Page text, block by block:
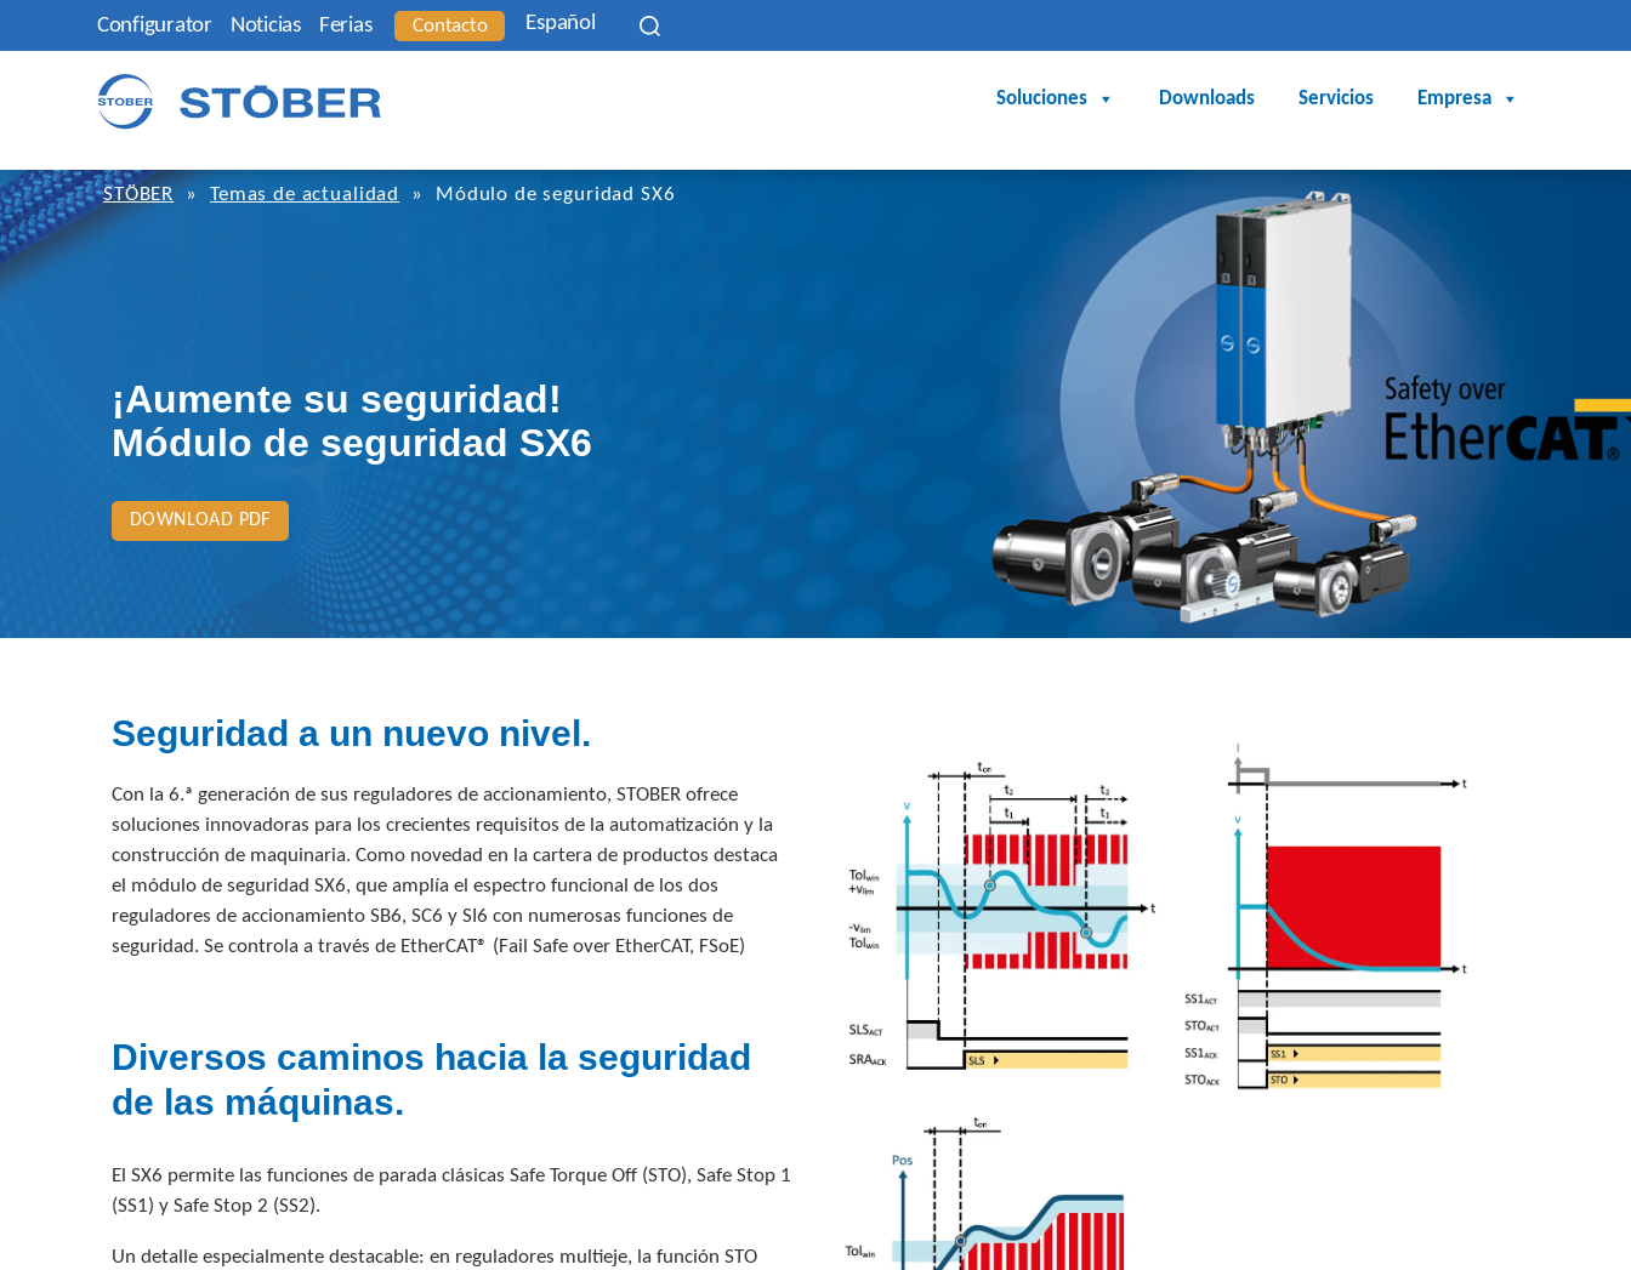
Configurator Noticias Ferias Contacto Español
Soluciones Downloads Servicios Empresa
STÖBER » Temas de actualidad » Módulo de seguridad SX6
¡Aumente su seguridad!
Módulo de seguridad SX6
DOWNLOAD PDF
Seguridad a un nuevo nivel.
Con la 6.ª generación de sus reguladores de accionamiento, STOBER ofrece
soluciones innovadoras para los crecientes requisitos de la automatización y la
construcción de maquinaria. Como novedad en la cartera de productos destaca
el módulo de seguridad SX6, que amplía el espectro funcional de los dos
reguladores de accionamiento SB6, SC6 y SI6 con numerosas funciones de
seguridad. Se controla a través de EtherCAT® (Fail Safe over EtherCAT, FSoE)
Diversos caminos hacia la seguridad
de las máquinas.
El SX6 permite las funciones de parada clásicas Safe Torque Off (STO), Safe Stop 1
(SS1) y Safe Stop 2 (SS2).
Un detalle especialmente destacable: en reguladores multieje, la función STO